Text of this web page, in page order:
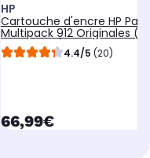
HP
Cartouche d'encre HP Pack
Multipack 912 Originales
3 Couleurs) - 3YL82AE
4.4/5 (20)
currentPrice
66,99€